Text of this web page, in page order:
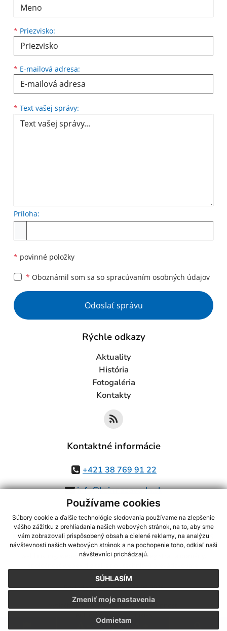
Používame cookies
Súbory cookie a ďalšie technológie sledovania používame na zlepšenie
vášho zážitku z prehliadania našich webových stránok, na to, aby sme
vám zobrazovali prispôsobený obsah a cielené reklamy, na analýzu
návštevnosti našich webových stránok a na pochopenie toho, odkiaľ naši
návštevníci prichádzajú.
SÚHLASÍM
Odmietam
Zmeniť moje nastavenia
* Priezvisko:
* E-mailová adresa:
* Text vašej správy:
Príloha:
* povinné položky
* Oboznámil som sa so spracúvaním osobných údajov
Google reCaptcha Response
Odoslať správu
Rýchle odkazy
Aktuality
História
Fotogaléria
Kontakty
Kontaktné informácie
+421 38 769 91 22
info@ksinnazavada.sk
využite možnosť získavania aktuálnych informácií s využitím RSS
CMS systém (redakčný) systém ECHELON 2,Mapa stránok,web portál
webex.digital, s.r.o.,domény,registrácia domény
Posledná aktualizácia:03.08.2026
Vytlačiť stránku|Vyhlásenie o prístupnosti